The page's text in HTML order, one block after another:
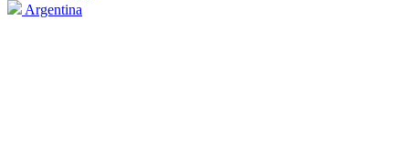
Argentina